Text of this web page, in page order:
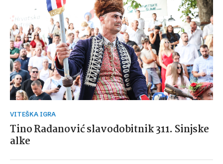
VITEŠKA IGRA
Tino Radanović slavodobitnik 311. Sinjske
alke